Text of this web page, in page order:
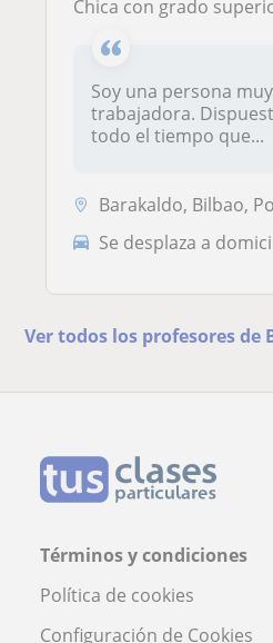
Chica con grado superior en técnico de laboratorio y estudiando carrera de biología. Disponibilidad para dar clases particulares tanto en
Soy una persona
trabajadora.
todo el tiempo que...
Barakaldo, Bilbao,
Se desplaza a
Ver todos los profesores
Términos y condiciones
Política de cookies
Configuración de Cookies